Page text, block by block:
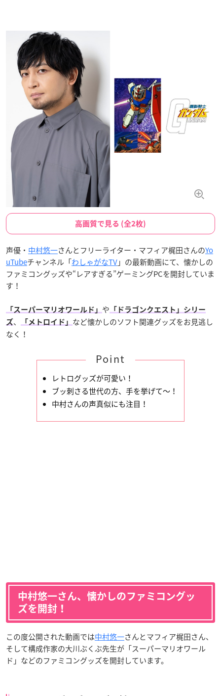
高画質で見る (全2枚)
声優・ 中村悠一さんとフリーライター・マフィア梶田さんのYo
uTubeチャンネル「わしゃがなTV」の最新動画にて、懐かしの
ファミコングッズや“レアすぎる”ゲーミングPCを開封していま
す！
「スーパーマリオワールド」 や 「ドラゴンクエスト」シリー
ズ 、 「メトロイド」 など懐かしのソフト関連グッズをお見逃し
なく！
Point
レトログッズが可愛い！
ブッ刺さる世代の方、手を挙げて～！
中村さんの声真似にも注目！
中村悠一さん、懐かしのファミコングッ
ズを開封！
この度公開された動画では中村悠一さんとマフィア梶田さん、
そして構成作家の大川ぶくぶ先生が「スーパーマリオワール
ド」などのファミコングッズを開封しています。